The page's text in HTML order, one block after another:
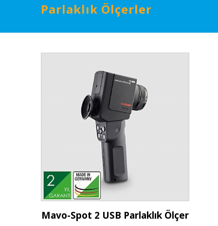
Parlaklık Ölçerler
İncele
Mavo-Spot 2 USB Parlaklık Ölçer